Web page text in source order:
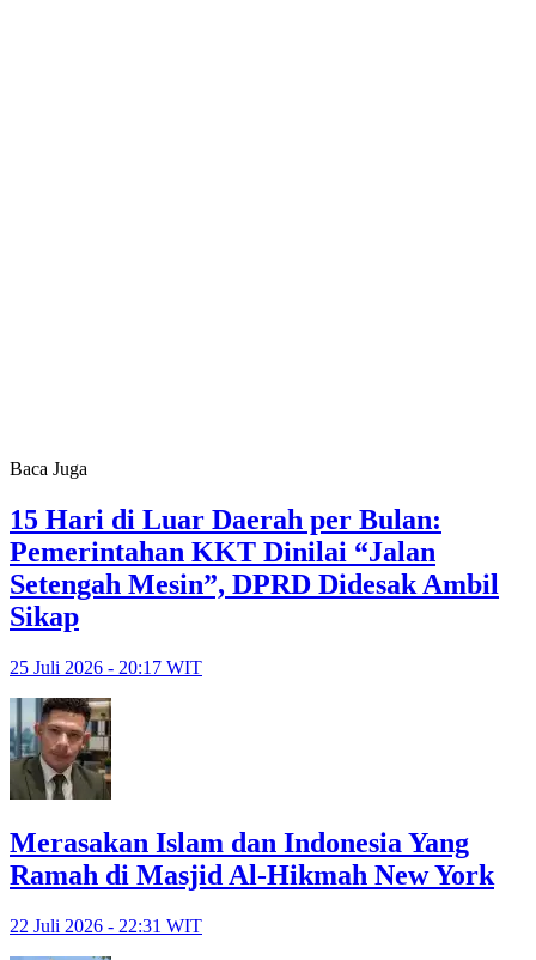
Baca Juga
15 Hari di Luar Daerah per Bulan:
Pemerintahan KKT Dinilai “Jalan
Setengah Mesin”, DPRD Didesak Ambil
Sikap
25 Juli 2026 - 20:17 WIT
Merasakan Islam dan Indonesia Yang
Ramah di Masjid Al-Hikmah New York
22 Juli 2026 - 22:31 WIT